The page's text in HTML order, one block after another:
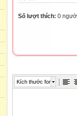
Số lượt thích: 0
Kích thước font